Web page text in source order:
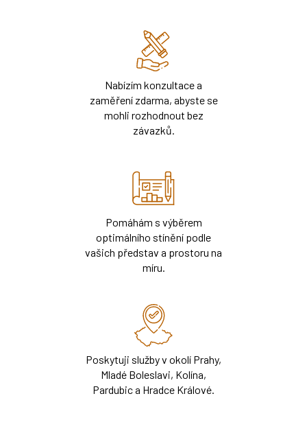
Nabízím konzultace a
zaměření zdarma, abyste se
mohli rozhodnout bez
závazků.
Pomáhám s výběrem
optimálního stínění podle
vašich představ a prostoru na
míru.
Poskytuji služby v okolí Prahy,
Mladé Boleslavi, Kolína,
Pardubic a Hradce Králové.